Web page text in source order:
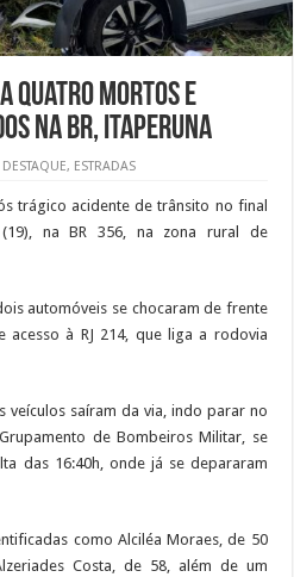
quatro mortos e
na BR, Itaperuna
DESTAQUE, ESTRADAS
trágico acidente de trânsito no final
na BR 356, na zona rural de
automóveis se chocaram de frente
à RJ 214, que liga a rodovia
veículos saíram da via, indo parar no
de Bombeiros Militar, se
das 16:40h, onde já se depararam
como Alciléa Moraes, de 50
Costa, de 58, além de um